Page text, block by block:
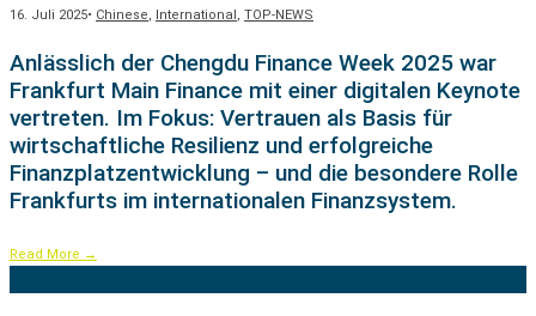
16. Juli 2025• Chinese, International , TOP-NEWS
Anlässlich der Chengdu Finance Week 2025 war
Frankfurt Main Finance mit einer digitalen Keynote
vertreten. Im Fokus: Vertrauen als Basis für
wirtschaftliche Resilienz und erfolgreiche
Finanzplatzentwicklung – und die besondere Rolle
Frankfurts im internationalen Finanzsystem.
Read More →